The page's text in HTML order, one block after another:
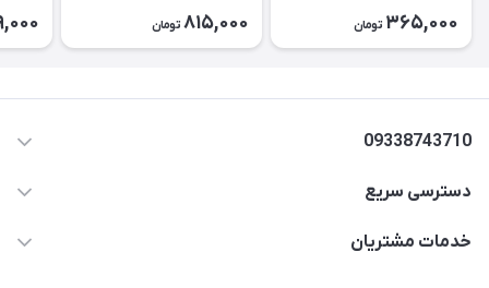
365,000 تومان 815,000 تومان
09338743710
دسترسی سریع
حساب کاربری
خدمات مشتریان